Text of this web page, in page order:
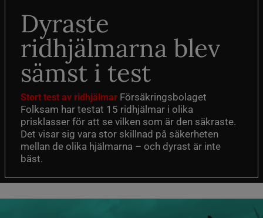
Dyraste
ridhjälmarna blev
sämst i test
Stort test av ridhjälmar Försäkringsbolaget
Folksam har testat 15 ridhjälmar i olika
prisklasser för att se vilken som är den säkraste.
Det visar sig vara stor skillnad på säkerheten
mellan de olika hjälmarna – och dyrast är inte
bäst.